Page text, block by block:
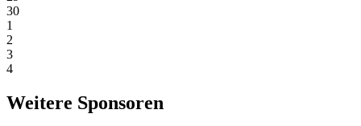
30
1
2
3
4
Weitere Sponsoren